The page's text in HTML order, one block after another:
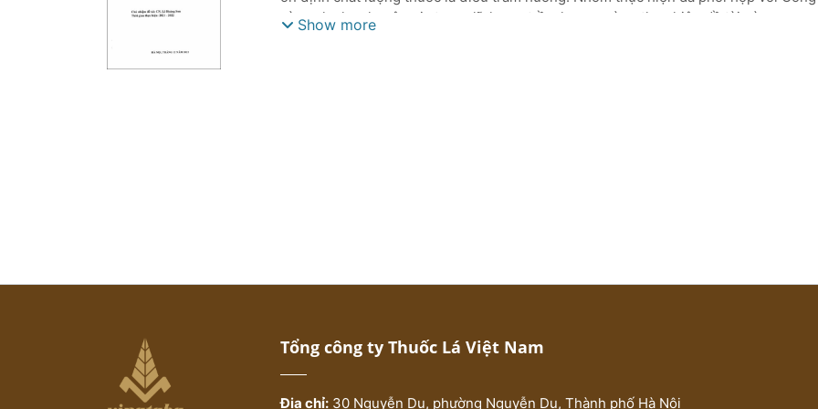
và xenluylo, chuyên gia trong lĩnh vực trầm hương cùng thực hiện đề tài này.
Nội dung thực hiện: Nghiên cứu hoàn thiện phương pháp đánh giá chất lượng
Show more
Tổng công ty Thuốc Lá Việt Nam
Địa chỉ: 30 Nguyễn Du, phường Nguyễn Du, Thành phố Hà Nội